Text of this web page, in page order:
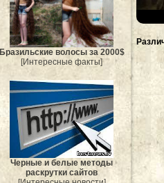
Бразильские волосы за 2000$
[Интересные факты]
Черные и белые методы
раскрутки сайтов